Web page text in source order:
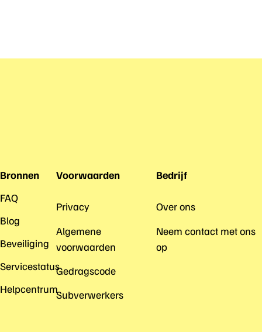
Bronnen
FAQ
Blog
Beveiliging
Servicestatus
Helpcentrum
Voorwaarden
Privacy
Algemene
voorwaarden
Gedragscode
Subverwerkers
Bedrijf
Over ons
Neem contact met ons
op